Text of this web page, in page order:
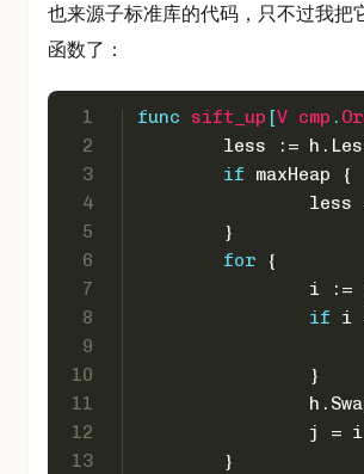
也来源子标准库的代码，只不过我把
函数了：
1
2
3
4
5
6
7
8
9
10
11
12
13
func sift_up [V cmp .
less :=
if maxHeap {
less
	}
for {
i
if i
		}
		j = i
	}